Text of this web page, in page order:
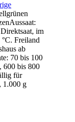
im
Freiland
ab
70 bis 100
600 bis 800
für
1.000 g